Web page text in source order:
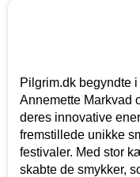
Pilgrim.dk begyndte
Annemette Markvad
deres innovative
fremstillede unikke
festivaler. Med stor
skabte de smykker,